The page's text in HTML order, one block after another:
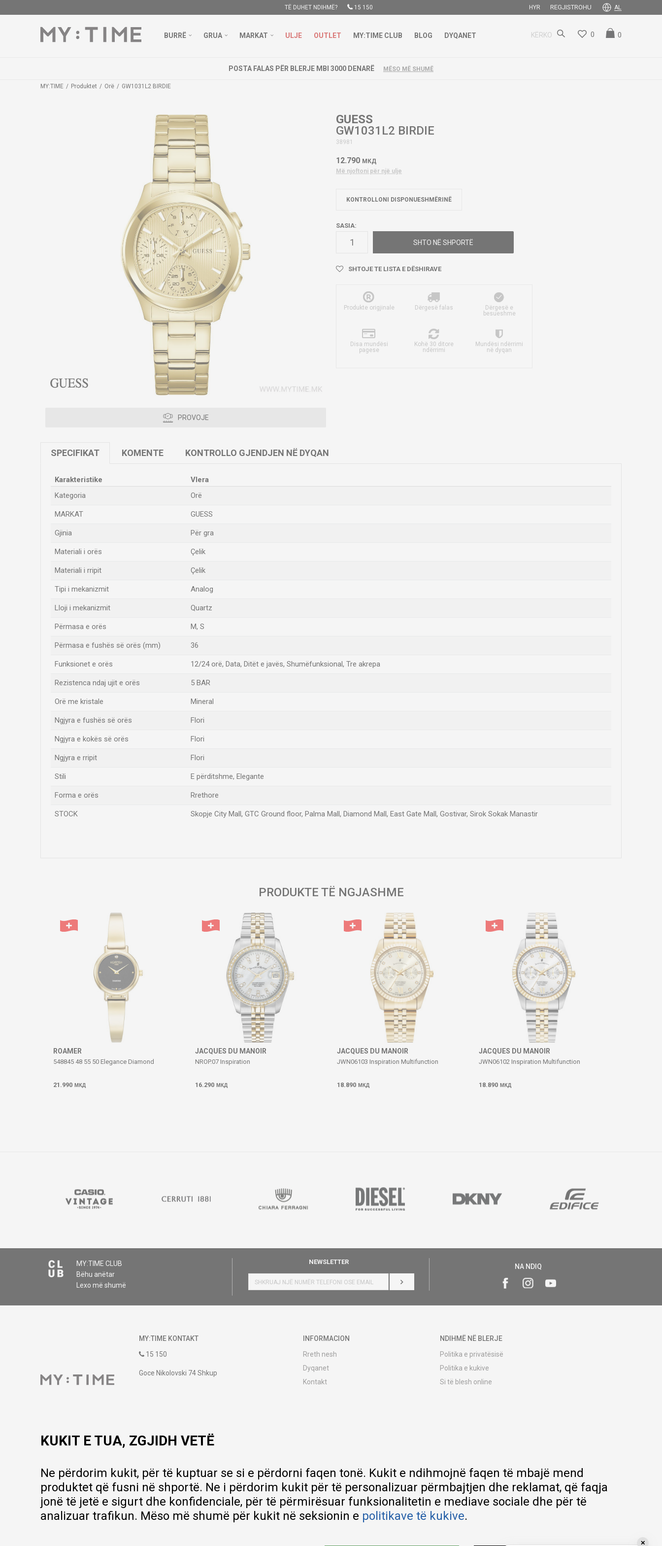
TË DUHET NDIHMË? 15 150 HYR REGJISTROHU AL
BURRË GRUA MARKAT ULJE OUTLET MY:TIME CLUB BLOG DYQANET KËRKO 0
0
POSTA FALAS PËR BLERJE MBI 3000 DENARË MËSO MË SHUMË
MY:TIME Produktet Orë GW1031L2 BIRDIE
PROVOJE
GUESS
GW1031L2 BIRDIE
38981
12.790 МКД
Më njoftoni për një ulje
KONTROLLONI DISPONUESHMËRINË
SASIA:
SHTO NË SHPORTË
SHTOJE TE LISTA E DËSHIRAVE
Produkte origjinale Dërgesë falas
Dërgesë e
besueshme
Disa mundësi
pagese
Kohë 30 ditore
ndërrimi
Mundësi ndërrimi
në dyqan
SPECIFIKAT KOMENTE KONTROLLO GJENDJEN NË DYQAN
Karakteristike
Vlera
Kategoria
Orë
MARKAT GUESS
Gjinia Për gra
Materiali i orës Çelik
Materiali i rripit Çelik
Tipi i mekanizmit Analog
Lloji i mekanizmit Quartz
Përmasa e orës M, S
Përmasa e fushës së orës (mm) 36
Funksionet e orës 12/24 orë, Data, Ditët e javës, Shumëfunksional, Tre akrepa
Rezistenca ndaj ujit e orës 5 BAR
Orë me kristale Mineral
Ngjyra e fushës së orës Flori
Ngjyra e kokës së orës Flori
Ngjyra e rripit Flori
Stili E përditshme, Elegante
Forma e orës Rrethore
STOCK Skopje City Mall, GTC Ground floor, Palma Mall, Diamond Mall, East Gate Mall, Gostivar, Sirok Sokak Manastir
PRODUKTE TË NGJASHME
ROAMER
548845 48 55 50 Elegance Diamond
21.990 МКД
JACQUES DU MANOIR
NROP.07 Inspiration
16.290 МКД
JACQUES DU MANOIR
JWN06103 Inspiration Multifunction
18.890 МКД
JACQUES DU MANOIR
JWN06102 Inspiration Multifunction
18.890 МКД
MY:TIME CLUB
Bëhu anëtar
Lexo më shumë
NEWSLETTER
HYR
NA NDIQ
MY:TIME KONTAKT
15 150
Goce Nikolovski 74 Shkup
INFORMACION
Rreth nesh
Dyqanet
Kontakt
Lista e çmimeve
NDIHMË NË BLERJE
Politika e privatësisë
Politika e kukive
Si të blesh online
KUKIT E TUA, ZGJIDH VETË
Ne përdorim kukit, për të kuptuar se si e përdorni faqen tonë. Kukit e ndihmojnë faqen të mbajë mend
produktet që fusni në shportë. Ne i përdorim kukit për të personalizuar përmbajtjen dhe reklamat, që faqja
jonë të jetë e sigurt dhe konfidenciale, për të përmirësuar funksionalitetin e mediave sociale dhe për të
analizuar trafikun. Mëso më shumë për kukit në seksionin e politikave të kukive.
✕